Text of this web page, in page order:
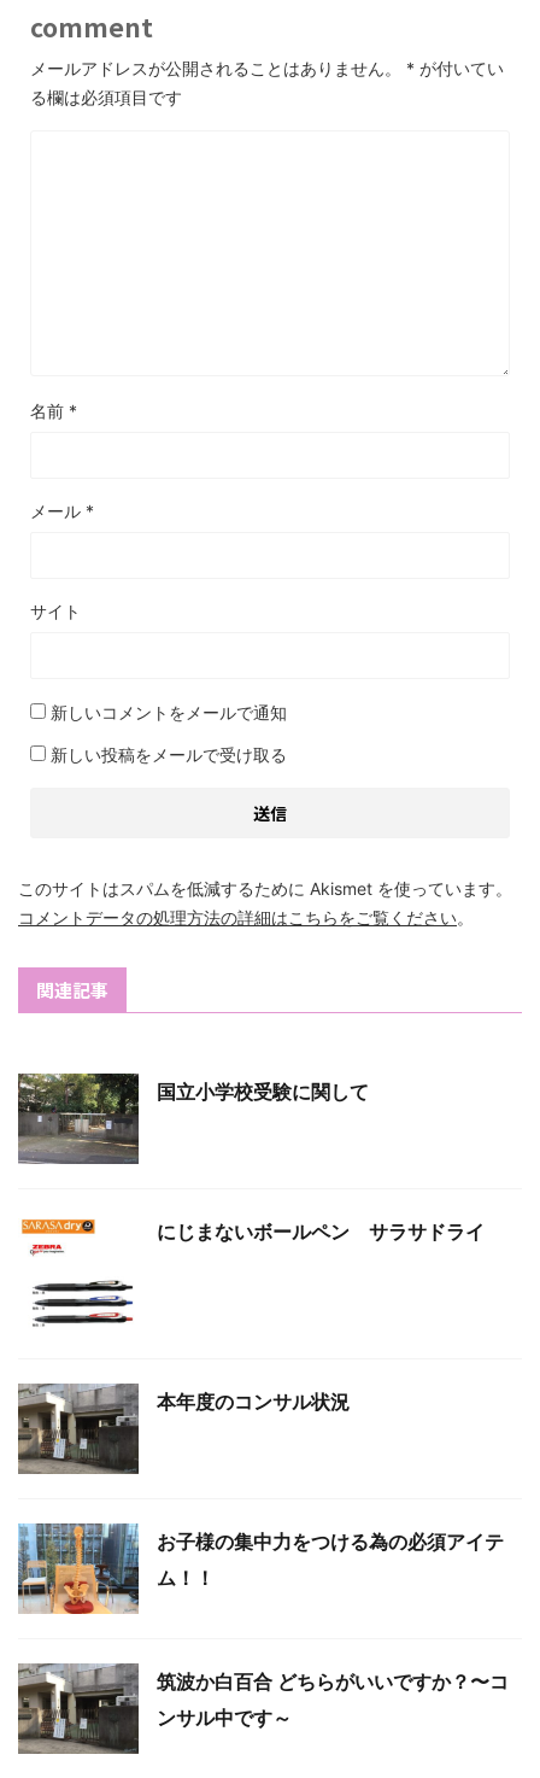
comment
メールアドレスが公開されることはありません。 * が付いてい
る欄は必須項目です
名前 *
メール *
サイト
新しいコメントをメールで通知
新しい投稿をメールで受け取る
このサイトはスパムを低減するために Akismet を使っています。
コメントデータの処理方法の詳細はこちらをご覧ください。
関連記事
国立小学校受験に関して
にじまないボールペン サラサドライ
本年度のコンサル状況
お子様の集中力をつける為の必須アイテ
ム！！
筑波か白百合 どちらがいいですか？〜コ
ンサル中です～